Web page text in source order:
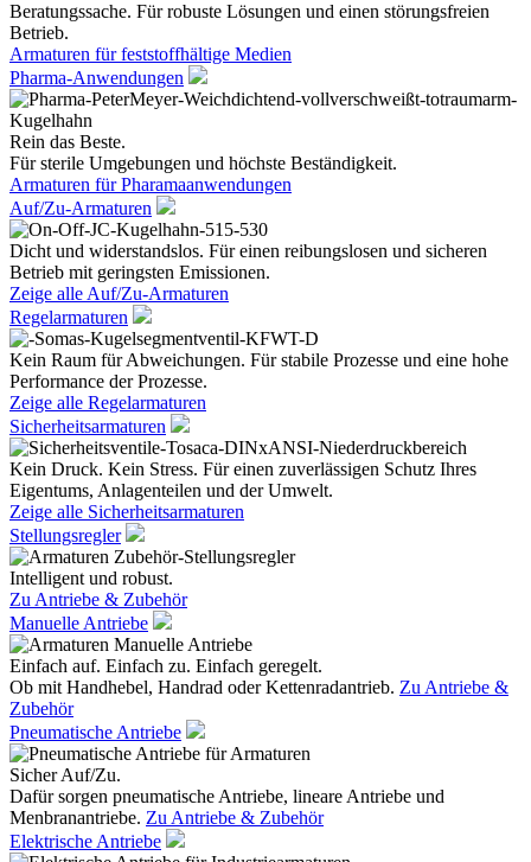
Beratungssache. Für robuste Lösungen und einen störungsfreien
Betrieb.
Armaturen für feststoffhältige Medien
Pharma-Anwendungen
Rein das Beste.
Für sterile Umgebungen und höchste Beständigkeit.
Armaturen für Pharamaanwendungen
Auf/Zu-Armaturen
Dicht und widerstandslos. Für einen reibungslosen und sicheren
Betrieb mit geringsten Emissionen.
Zeige alle Auf/Zu-Armaturen
Regelarmaturen
Kein Raum für Abweichungen. Für stabile Prozesse und eine hohe
Performance der Prozesse.
Zeige alle Regelarmaturen
Sicherheitsarmaturen
Kein Druck. Kein Stress. Für einen zuverlässigen Schutz Ihres
Eigentums, Anlagenteilen und der Umwelt.
Zeige alle Sicherheitsarmaturen
Stellungsregler
Intelligent und robust.
Zu Antriebe & Zubehör
Manuelle Antriebe
Einfach auf. Einfach zu. Einfach geregelt.
Ob mit Handhebel, Handrad oder Kettenradantrieb. Zu Antriebe &
Zubehör
Pneumatische Antriebe
Sicher Auf/Zu.
Dafür sorgen pneumatische Antriebe, lineare Antriebe und
Menbranantriebe. Zu Antriebe & Zubehör
Elektrische Antriebe